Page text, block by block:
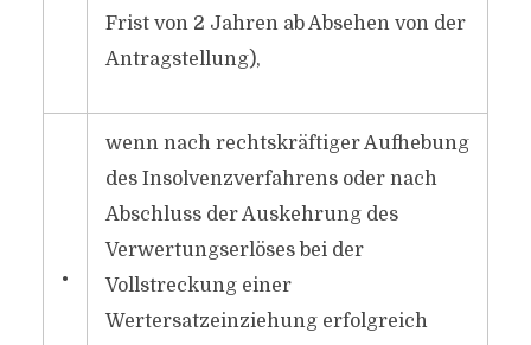
Frist von 2 Jahren ab Absehen von der
Antragstellung),
•
wenn nach rechtskräftiger Aufhebung
des Insolvenzverfahrens oder nach
Abschluss der Auskehrung des
Verwertungserlöses bei der
Vollstreckung einer
Wertersatzeinziehung erfolgreich